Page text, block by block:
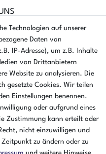
8a
- Donnerstag
Uhr
Freitag
Uhr
Technologien auf unserer
Daten von
IP-Adresse), um z.B. Inhalte
von Drittanbietern
Website zu analysieren. Die
gesetzte Cookies. Wir teilen
Einstellungen benennen.
oder aufgrund eines
Zustimmung kann erteilt oder
nicht einzuwilligen und
zu ändern oder zu